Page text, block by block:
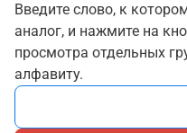
Введите слово, к
аналог, и нажмите на
просмотра отдельных
алфавиту.